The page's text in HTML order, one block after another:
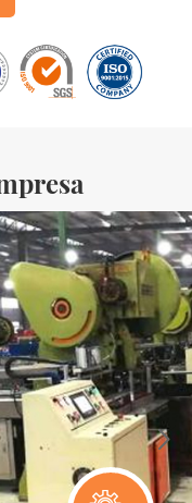
de comida, caixas
de folha-de-flandres,
linhas de produção